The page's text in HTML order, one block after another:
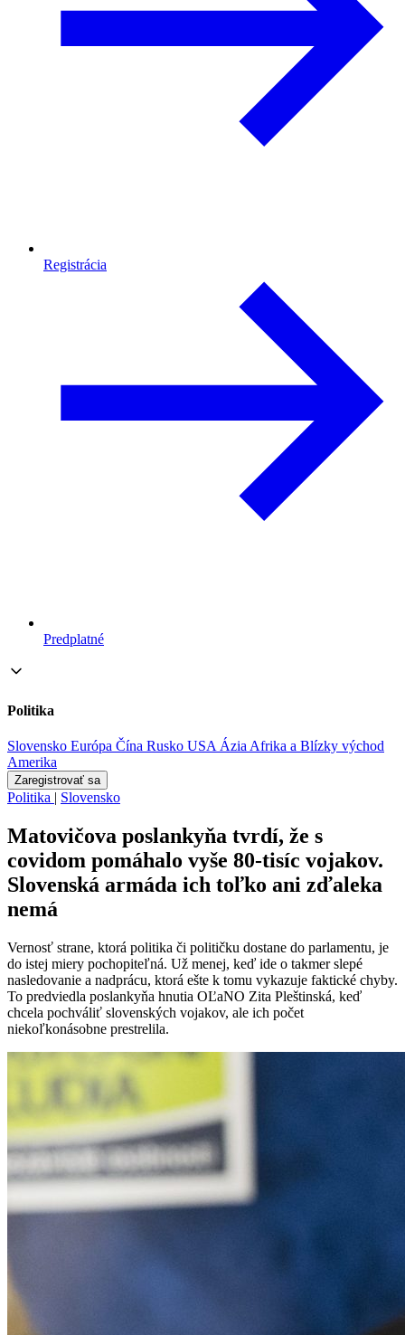
Registrácia
Predplatné
Politika
Slovensko Európa Čína Rusko USA ÁziaAfrika a Blízky východ
Amerika
Zaregistrovať sa
Politika | Slovensko
Matovičova poslankyňa tvrdí, že s
covidom pomáhalo vyše 80-tisíc vojakov.
Slovenská armáda ich toľko ani zďaleka
nemá
Vernosť strane, ktorá politika či političku dostane do parlamentu, je
do istej miery pochopiteľná. Už menej, keď ide o takmer slepé
nasledovanie a nadprácu, ktorá ešte k tomu vykazuje faktické chyby.
To predviedla poslankyňa hnutia OĽaNO Zita Pleštinská, keď
chcela pochváliť slovenských vojakov, ale ich počet
niekoľkonásobne prestrelila.